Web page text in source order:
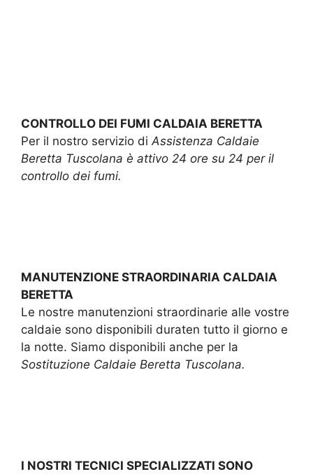
CONTROLLO DEI FUMI CALDAIA BERETTA
Per il nostro servizio diAssistenza Caldaie
Beretta Tuscolana è attivo 24 ore su 24 per il
controllo dei fumi.
MANUTENZIONE STRAORDINARIA CALDAIA
BERETTA
Le nostre manutenzioni straordinarie alle vostre
caldaie sono disponibili duraten tutto il giorno e
la notte. Siamo disponibili anche per la
Sostituzione Caldaie Beretta Tuscolana.
I NOSTRI TECNICI SPECIALIZZATI SONO